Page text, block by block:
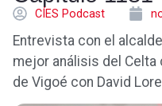
CÍES Podcast
Entrevista con el
mejor análisis del Celta
de Vigoé con David